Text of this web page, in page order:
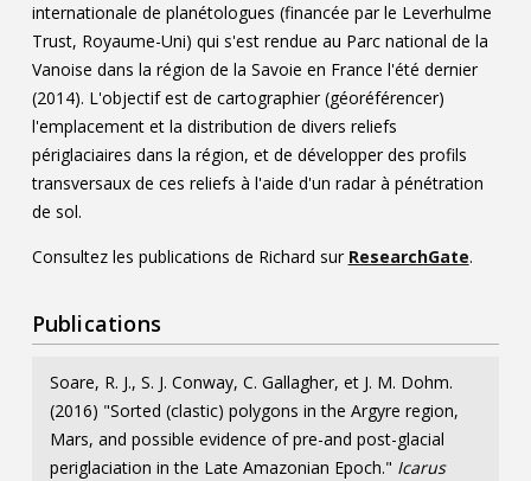
internationale de planétologues (financée par le Leverhulme
Trust, Royaume-Uni) qui s'est rendue au Parc national de la
Vanoise dans la région de la Savoie en France l'été dernier
(2014). L'objectif est de cartographier (géoréférencer)
l'emplacement et la distribution de divers reliefs
périglaciaires dans la région, et de développer des profils
transversaux de ces reliefs à l'aide d'un radar à pénétration
de sol.
Consultez les publications de Richard sur ResearchGate.
Publications
Soare, R. J., S. J. Conway, C. Gallagher, et J. M. Dohm.
(2016) "Sorted (clastic) polygons in the Argyre region,
Mars, and possible evidence of pre-and post-glacial
periglaciation in the Late Amazonian Epoch." Icarus